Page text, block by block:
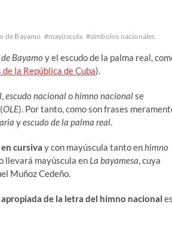
de Bayamo #mayúscula #símbolos nacionales
Bayamo y el escudo de la palma real,
la República de Cuba).
,escudo nacionalohimno nacionalse
(OLE). Por tanto, como son frases
yescudo de la palma real.
en cursiva y con mayúscula tanto enhimno
llevará mayúscula en La bayamesa, cuya
Muñoz Cedeño.
de la letra del himno nacional